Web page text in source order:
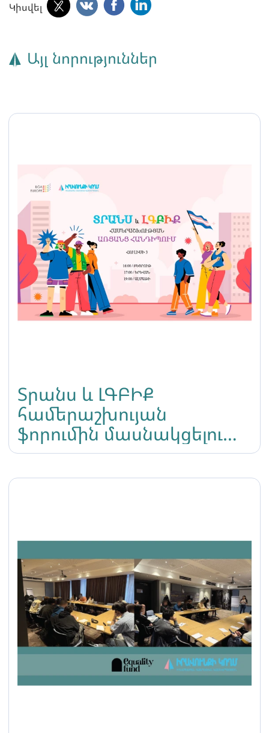
Կիսվել
Այլ նորություններ
Տրանս և ԼԳԲԻՔ
համերաշխույան
ֆորումին մասնակցելու
բաց կանչ